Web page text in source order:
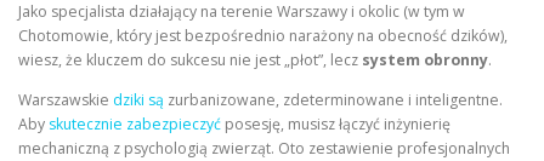
Jako specjalista działający na terenie Warszawy i okolic (w tym w
Chotomowie, który jest bezpośrednio narażony na obecność dzików),
wiesz, że kluczem do sukcesu nie jest „płot”, lecz system obronny.
Warszawskie dziki są zurbanizowane, zdeterminowane i inteligentne.
Aby skutecznie zabezpieczyć posesję, musisz łączyć inżynierię
mechaniczną z psychologią zwierząt. Oto zestawienie profesjonalnych